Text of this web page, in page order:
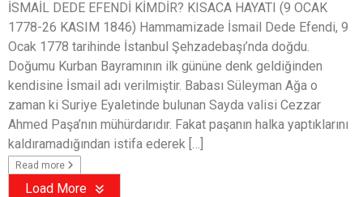
İSMAİL DEDE EFENDİ KİMDİR? KISACA HAYATI (9 OCAK
1778-26 KASIM 1846) Hammamizade İsmail Dede Efendi, 9
Ocak 1778 tarihinde İstanbul Şehzadebaşı’nda doğdu.
Doğumu Kurban Bayramının ilk gününe denk geldiğinden
kendisine İsmail adı verilmiştir. Babası Süleyman Ağa o
zaman ki Suriye Eyaletinde bulunan Sayda valisi Cezzar
Ahmed Paşa’nın mühürdarıdır. Fakat paşanın halka yaptıklarını
kaldıramadığından istifa ederek […]
Read more
Load More